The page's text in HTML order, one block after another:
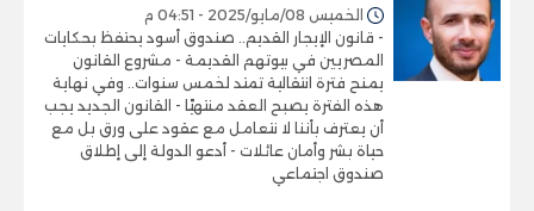
الخميس 08/مايو/2025 - 04:51 م
- قانون الإيجار القديم.. صندوق أسود يحتفظ بحكايات
المصريين في بيوتهم القديمة - مشروع القانون
يمنح فترة انتقالية تمتد لخمس سنوات.. وفي نهاية
هذه الفترة يصبح العقد منتهيًا - القانون الجديد يجب
أن يعترف بأننا لا نتعامل مع عقود على ورق بل مع
حياة بشر وأمان عائلات - أدعو الدولة إلى إطلاق
صندوق اجتماعي